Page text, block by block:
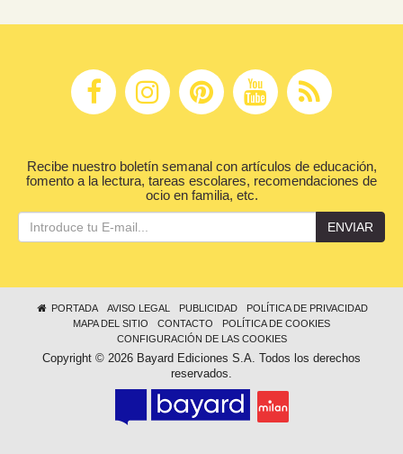
Recibe nuestro boletín semanal con artículos de educación,
fomento a la lectura, tareas escolares, recomendaciones de
ocio en familia, etc.
ENVIAR
PORTADA AVISO LEGAL PUBLICIDAD
POLÍTICA DE PRIVACIDAD
MAPA DEL SITIO
CONTACTO
POLÍTICA DE COOKIES
CONFIGURACIÓN DE LAS COOKIES
Copyright © 2026 Bayard Ediciones S.A. Todos los derechos
reservados.